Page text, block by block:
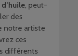
, peut-
des
notre artiste
ces
différents